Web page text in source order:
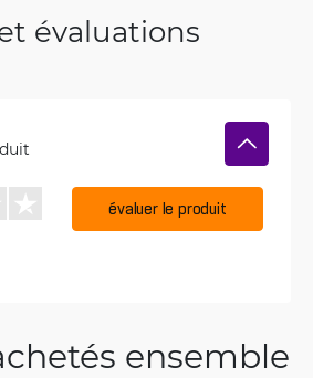
évaluations
évaluer le produit
ensemble